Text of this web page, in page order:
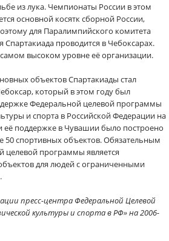
из лука. Чемпионаты России в этом
основной косятк сборной России,
для Паралимпийского комитета
Спартакиада проводится в Чебоксарах.
высоком уровне её организации.
объектов Спартакиады стал
который в этом году был
Федеральной целевой программы
и спорта в Российской Федерации на
её поддержке в Чувашии было построено
50 спортивных объектов. Обязательным
целевой программы является
для людей с ограниченными
пресс-центра Федеральной Целевой
культуры и спорта в РФ» на 2006-